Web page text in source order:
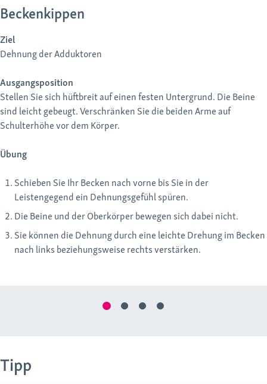
Beckenkippen
Ziel
Dehnung der Adduktoren
Ausgangsposition
Stellen Sie sich hüftbreit auf einen festen Untergrund. Die Beine
sind leicht gebeugt. Verschränken Sie die beiden Arme auf
Schulterhöhe vor dem Körper.
Übung
Schieben Sie Ihr Becken nach vorne bis Sie in der
Leistengegend ein Dehnungsgefühl spüren.
Die Beine und der Oberkörper bewegen sich dabei nicht.
Sie können die Dehnung durch eine leichte Drehung im Becken
nach links beziehungsweise rechts verstärken.
Tipp